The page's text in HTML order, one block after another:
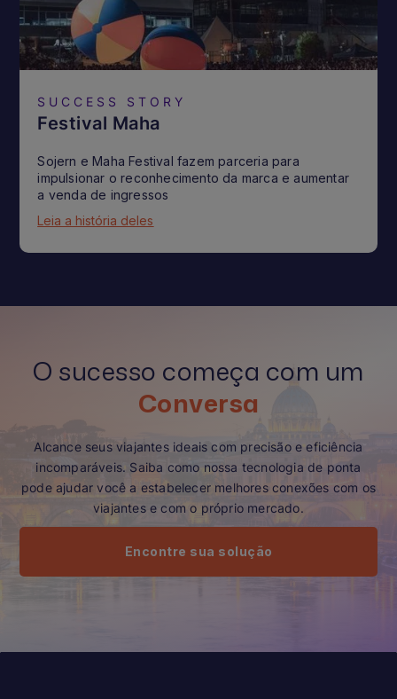
SUCCESS STORY
Festival Maha
Sojern e Maha Festival fazem parceria para
impulsionar o reconhecimento da marca e aumentar
a venda de ingressos
Leia a história deles
O sucesso começa com um
Conversa
Alcance seus viajantes ideais com precisão e eficiência
incomparáveis. Saiba como nossa tecnologia de ponta
pode ajudar você a estabelecer melhores conexões com os
viajantes e com o próprio mercado.
Encontre sua solução